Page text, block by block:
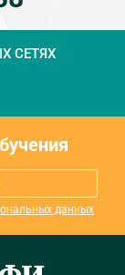
СЕТЯХ
данных